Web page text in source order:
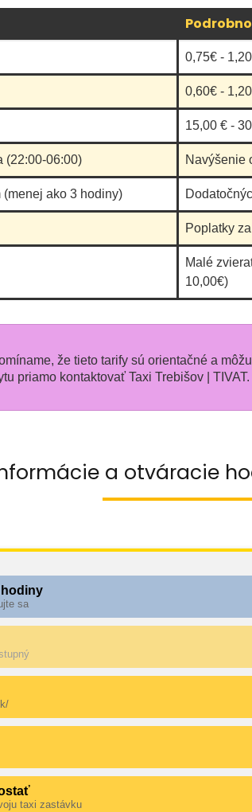
0,75€ -
0,60€ -
15,00 € -
(22:00-06:00) Navýšenie
ako 3 hodiny)
Poplatky
Malé
10,00€)
že tieto tarify sú orientačné a
priamo kontaktovať Taxi Trebišov | TIVAT.
a otváracie
hodiny
sa
taxi zastávku